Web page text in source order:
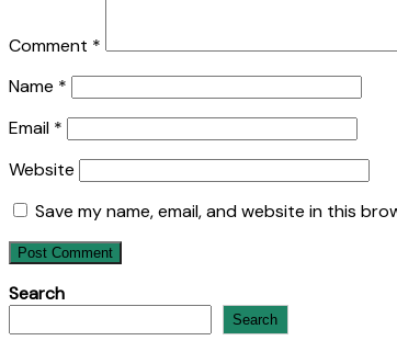
Comment *
Name *
Email *
Website
Save my name, email, and website in this
Search
Search